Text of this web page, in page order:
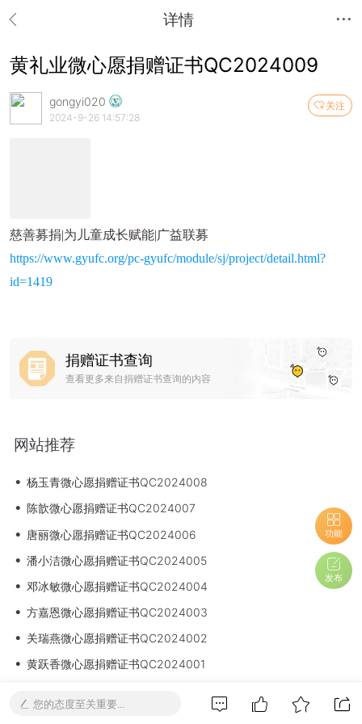
详情
黄礼业微心愿捐赠证书QC2024009
关注
gongyi020
2024-9-26 14:57:28
慈善募捐|为儿童成长赋能|广益联募
https://www.gyufc.org/pc-gyufc/module/sj/project/detail.html?
id=1419
捐赠证书查询
查看更多来自捐赠证书查询的内容
网站推荐
•杨玉青微心愿捐赠证书QC2024008
•陈歆微心愿捐赠证书QC2024007
• 唐丽微心愿捐赠证书QC2024006
•潘小洁微心愿捐赠证书QC2024005
•邓冰敏微心愿捐赠证书QC2024004
•方嘉恩微心愿捐赠证书QC2024003
• 关瑞燕微心愿捐赠证书QC2024002
•黄跃香微心愿捐赠证书QC2024001
• 新怀集报｜“牵手行动”肇庆组启动仪式在冷坑镇举行
您的态度至关重要...
功能
发布